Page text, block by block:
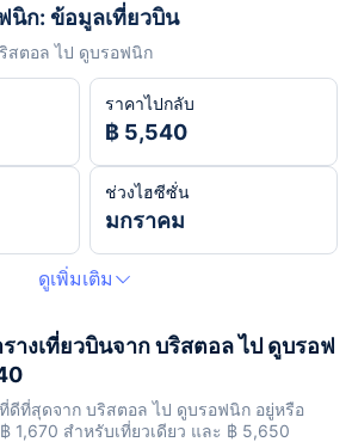
นิก: ข้อมูลเที่ยวบิน
สตอล ไป ดูบรอฟนิก
ราคาไปกลับ
฿ 5,540
ช่วงไฮซีซั่น
มกราคม
ดูเพิ่มเติม
างเที่ยวบินจาก บริสตอล ไป ดูบรอฟ
ดีที่สุดจาก บริสตอล ไป ดูบรอฟนิก อยู่หรือ
1,670 สำหรับเที่ยวเดียว และ ฿ 5,650